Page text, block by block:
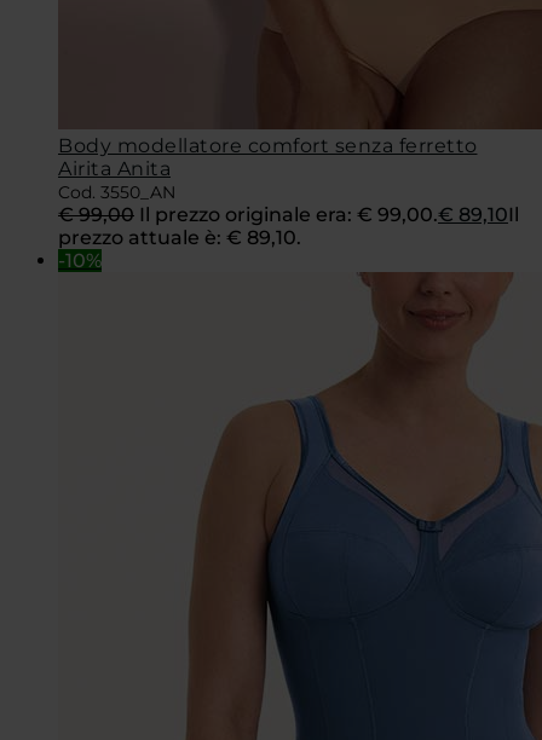
Body modellatore comfort senza ferretto
Airita Anita
Cod. 3550_AN
€99,00 Il prezzo originale era: € 99,00.€ 89,10Il
prezzo attuale è: € 89,10.
-10%